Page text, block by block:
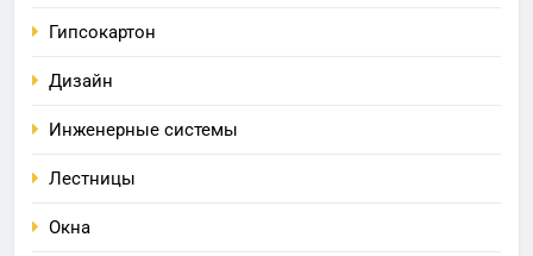
Гипсокартон
Дизайн
Инженерные системы
Лестницы
Окна